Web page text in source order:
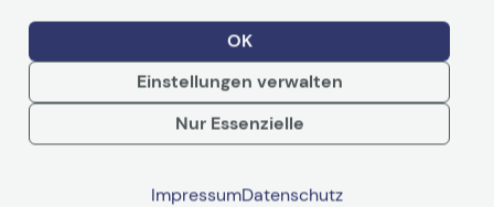
Hauptmerkmale
Produktbeschreibung
Xerox HP LaserJet M4555
MFP - Schwarz -
Tonerpatrone (Alternative
zu: HP CE390X)
Weiterlesen
Bewertungen
OK
Einstellungen verwalten
Nur Essenzielle
ImpressumDatenschutz